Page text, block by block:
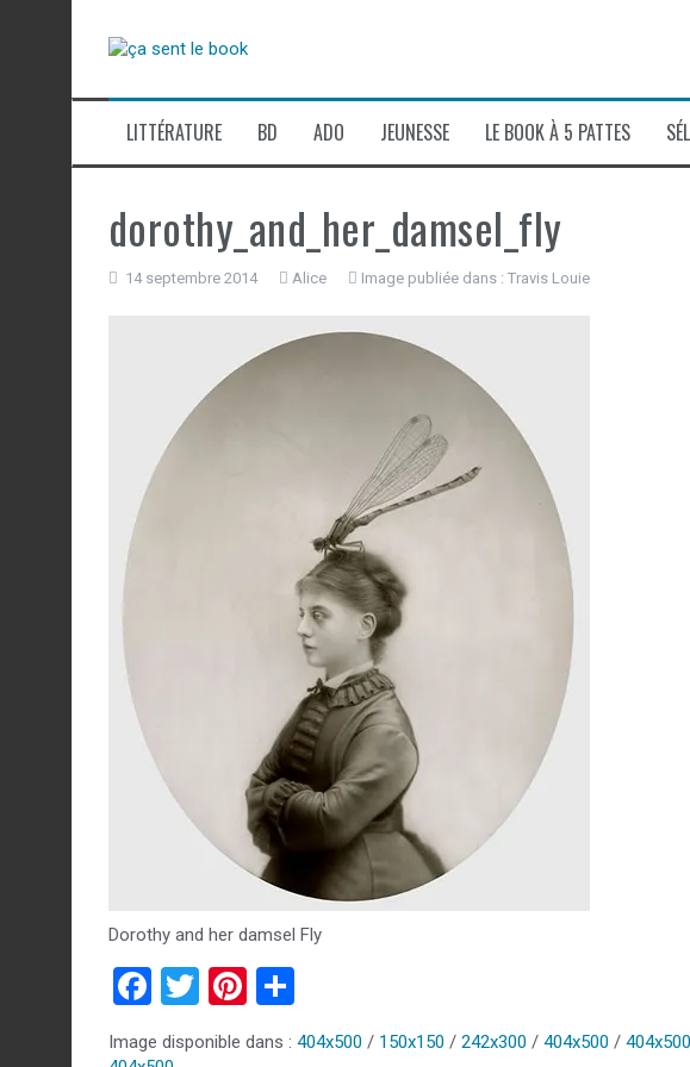
LITTÉRATURE BD ADO JEUNESSE LE BOOK À 5 PATTES
dorothy_and_her_damsel_fly
14 septembre 2014 Alice Image publiée dans : Travis Louie
Dorothy and her damsel Fly
F
a
T
wi
Pi
nt
P
ar
Image disponible dans : 404x500 / 150x150 / 242x300 / 404x500 / 404x500